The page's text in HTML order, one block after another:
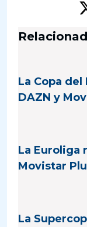
La Copa
DAZN y
La Euroliga
Movistar
La